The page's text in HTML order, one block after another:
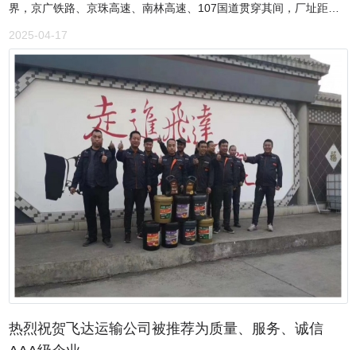
界，京广铁路、京珠高速、南林高速、107国道贯穿其间，厂址距连
国内较大的一家生产各种铁合金的实体企业。主要生产金属硅、碳化
硅、硅铁、锰铁、硅锰合金、硅碳合金、锰碳合金、硅钙包芯线、各
种复合脱氧剂等冶金炉料及耐火材料。公司拥有先进的生产技术，高
超的检测手段，并特聘高级化验工程师做技术指导，优异的产品质
量、严格的企业管理，完善的客户服务，良好的信誉保证，确保公司
所有产品质量稳定可靠，价格优惠。公司董事长王竹，始终强调企业
履行公共责任，公民义务，恪守道德规范。在王竹的带领下，公司在
疫情防控、捐资助学、乡村振兴、灾后重建等方面积极捐款捐物，为
用户提供高品质的产品和服务。公司恪守的道德规范得到了顾客、工
商、税务、银行等方面的高度肯定，多次被授予爱心企业等荣誉称
号。安阳亿源冶金材料有限公司成立以来，凭借“打造冶金精品，坚持
诚信经营”的方针，秉承“质量第一，顾客至上”的经营理念，为广大客
户提供优质的服务，经各大钢厂使用验证，现已被列为推荐使用产
品，并建立了庞大的营销网络，深受用户的好评！在公司领导及全体
员工的不懈努力下，已发展成为当地同行业(铁合金系列产品和耐火材
料)的知名企业，为我国钢铁工业的发展做出了应有的贡献。安阳亿源
2025-04-17
热烈祝贺飞达运输公司被推荐为质量、服务、诚信